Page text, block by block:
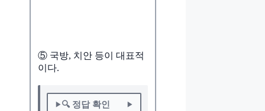
⑤ 국방, 치안 등이 대표적
이다.
🔍 정답 확인